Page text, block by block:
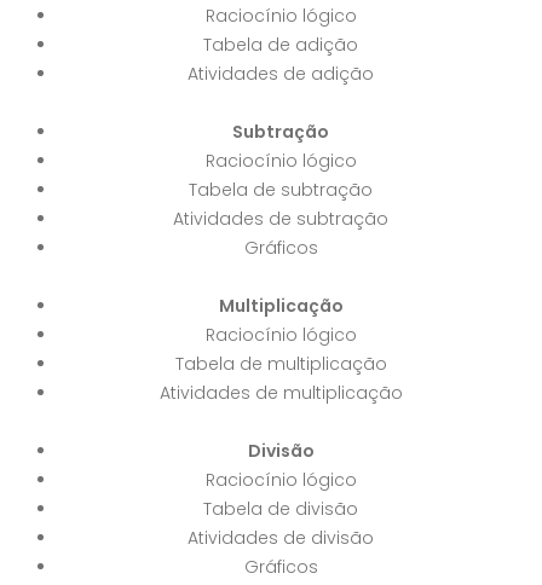
Raciocínio lógico
Tabela de adição
Atividades de adição
Subtração
Raciocínio lógico
Tabela de subtração
Atividades de subtração
Gráficos
Multiplicação
Raciocínio lógico
Tabela de multiplicação
Atividades de multiplicação
Divisão
Raciocínio lógico
Tabela de divisão
Atividades de divisão
Gráficos